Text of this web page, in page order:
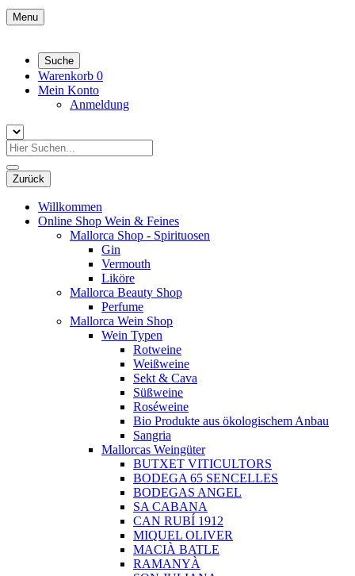
Menu
Suche
Warenkorb 0
Mein Konto
Anmeldung
Zurück
Willkommen
Online Shop Wein & Feines
Mallorca Shop - Spirituosen
Gin
Vermouth
Liköre
Mallorca Beauty Shop
Perfume
Mallorca Wein Shop
Wein Typen
Rotweine
Weißweine
Sekt & Cava
Süßweine
Roséweine
Bio Produkte aus ökologischem Anbau
Sangria
Mallorcas Weingüter
BUTXET VITICULTORS
BODEGA 65 SENCELLES
BODEGAS ANGEL
SA CABANA
CAN RUBÍ 1912
MIQUEL OLIVER
MACIÀ BATLE
RAMANYÀ